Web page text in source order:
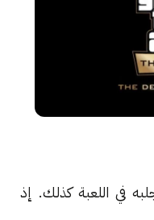
في اللعبة كذلك. إذ